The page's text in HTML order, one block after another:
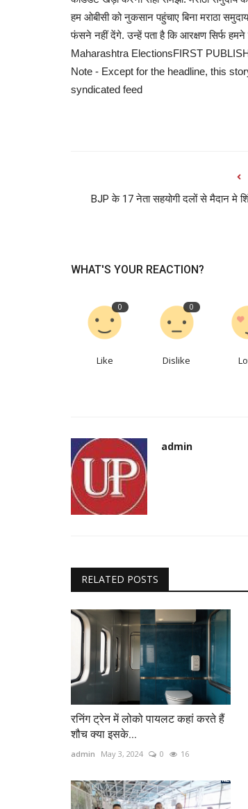
हम ओबीसी को नुकसान पहुंचाए बिना मराठा
फंसने नहीं देंगे. उन्‍हें पता है क‍ि आरक्षण सिर्फ
Maharashtra ElectionsFIRST
Note - Except for the headline, this
syndicated feed
BJP के 17 नेता सहयोगी दलों से मैदान मे
WHAT'S YOUR REACTION?
0
Like
0
Dislike
admin
RELATED POSTS
रनिंग ट्रेन में लोको पायलट कहां करते हैं
शौच क्‍या इसके...
admin May 3, 2024 0 16
क्राइम
नोएडा में सुरक्षा गार्ड की
हुआ...